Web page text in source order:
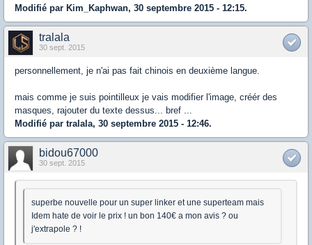
Modifié par Kim_Kaphwan, 30 septembre 2015 - 12:15.
tralala
30 sept. 2015
personnellement, je n'ai pas fait chinois en deuxième langue.
mais comme je suis pointilleux je vais modifier l'image, créér des
masques, rajouter du texte dessus... bref ...
Modifié par tralala, 30 septembre 2015 - 12:46.
bidou67000
30 sept. 2015
superbe nouvelle pour un super linker et une superteam mais
Idem hate de voir le prix ! un bon 140€ a mon avis ? ou
j'extrapole ? !